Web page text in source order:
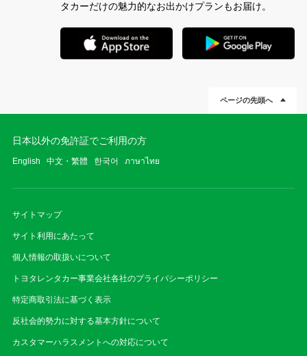
タカーだけの魅力的なお出かけプランもお届け。
ページの先頭へ
日本以外の免許証でご利用の方
English 中文・繁體 한국어 ภาษาไทย
サイトマップ
サイト利用にあたって
個人情報の取扱いについて
トヨタレンタカー事業会社各社のプライバシーポリシー
特定商取引法に基づく表示
反社会的勢力に対する基本方針について
カスタマーハラスメントへの対応について